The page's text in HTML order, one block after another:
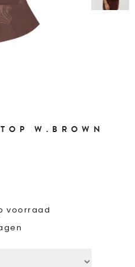
W.BROWN
voorraad